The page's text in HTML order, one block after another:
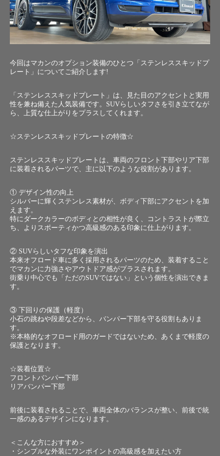
今回はマカンのオプション装備のひとつ「ステンレススキッドプ
レート」についてご紹介します!
「ステンレススキッドプレート」は、見た目のアクセントと実用
性を兼ね備えた人気装備です。SUVらしいタフさを引き立てなが
ら、上質な仕上がりをプラスしてくれます。
☆ステンレススキッドプレートの特徴☆
ステンレススキッドプレートは、車両のフロント下部やリア下部
に装着されるパーツで、主に以下のような役割があります。
① デザイン性の向上
シルバーに輝くステンレス素材が、ボディ下部にアクセントを加
えます。
特にダークカラーのボディとの相性が良く、コントラストが際立
ち、よりスポーティかつ高級感のある印象に仕上がります。
② SUVらしいタフな印象を演出
本来オフロード車に多く採用されるパーツのため、装着すること
でマカンに力強さやアウトドア感がプラスされます。
街乗り中心でも「ただのSUVではない」という個性を演出できま
す。
③ 下回りの保護（軽度）
小石の跳ねや段差などから、バンパー下部を守る役割もありま
す。
※本格的なオフロード用のガードではないため、あくまで軽度の
保護となります。
☆装着位置☆
フロントバンパー下部
リアバンパー下部
前後に装着されることで、車両全体のバランスが整い、前後で統
一感のあるデザインになります。
＜こんな方におすすめ＞
・シンプルな外装にワンポイントの高級感を加えたい方